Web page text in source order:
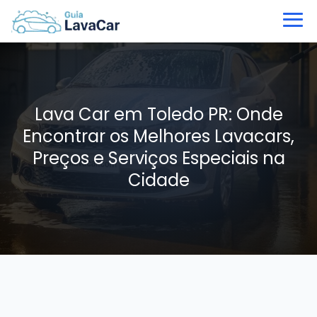
Lava Car em Toledo PR: Onde
Encontrar os Melhores Lavacars,
Preços e Serviços Especiais na
Cidade